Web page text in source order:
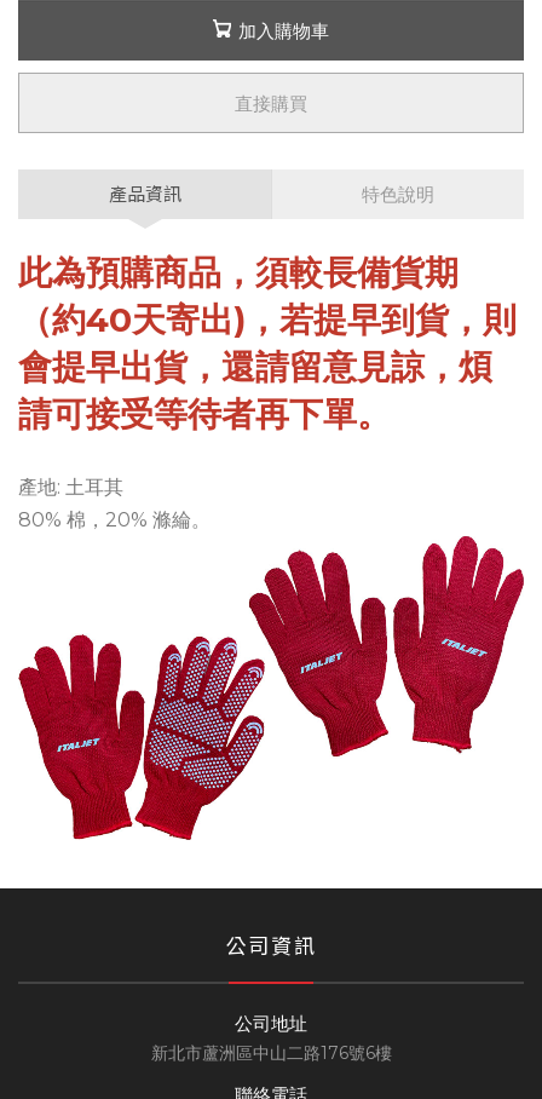
加入購物車
直接購買
產品資訊 特色說明
此為預購商品，須較長備貨期
（約40天寄出)，若提早到貨，則
會提早出貨，還請留意見諒，煩
請可接受等待者再下單。
產地: 土耳其
80% 棉，20% 滌綸。
公司資訊
公司地址
新北市蘆洲區中山二路176號6樓